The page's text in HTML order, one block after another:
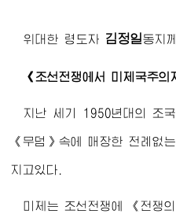
위대한 령도자 김정일동지
《조선전쟁에서 미제국주
지난 세기 1950년대의 조
《무덤》속에 매장한 전례없
지고있다.
미제는 조선전쟁에 《전쟁